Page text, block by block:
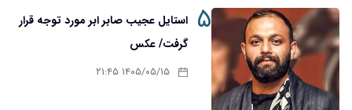
۵ استایل عجیب صابر ابر مورد توجه قرار
گرفت/ عکس
۱۴۰۵/۰۵/۱۵ ۲۱:۴۵